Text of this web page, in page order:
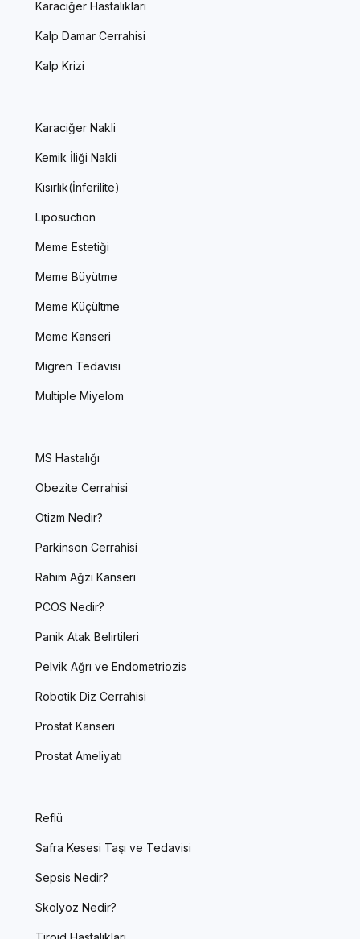
Karaciğer Hastalıkları
Kalp Damar Cerrahisi
Kalp Krizi
Karaciğer Nakli
Kemik İliği Nakli
Kısırlık(İnferilite)
Liposuction
Meme Estetiği
Meme Büyütme
Meme Küçültme
Meme Kanseri
Migren Tedavisi
Multiple Miyelom
MS Hastalığı
Obezite Cerrahisi
Otizm Nedir?
Parkinson Cerrahisi
Rahim Ağzı Kanseri
PCOS Nedir?
Panik Atak Belirtileri
Pelvik Ağrı ve Endometriozis
Robotik Diz Cerrahisi
Prostat Kanseri
Prostat Ameliyatı
Reflü
Safra Kesesi Taşı ve Tedavisi
Sepsis Nedir?
Skolyoz Nedir?